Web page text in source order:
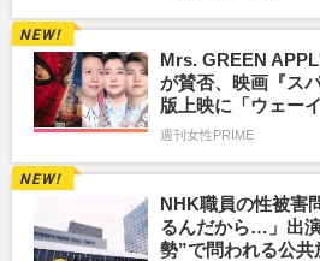
Mrs. GREEN
が賛否、映画『ス
版上映に「ウェー
週刊女性PRIME
NHK職員の性被害
るんだから…」出
勢”で問われる公共